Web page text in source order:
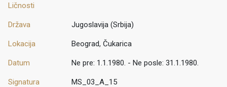
Ličnosti
Država Jugoslavija (Srbija)
Lokacija Beograd, Čukarica
Datum Ne pre: 1.1.1980. - Ne posle: 31.1.1980.
Signatura MS_03_A_15